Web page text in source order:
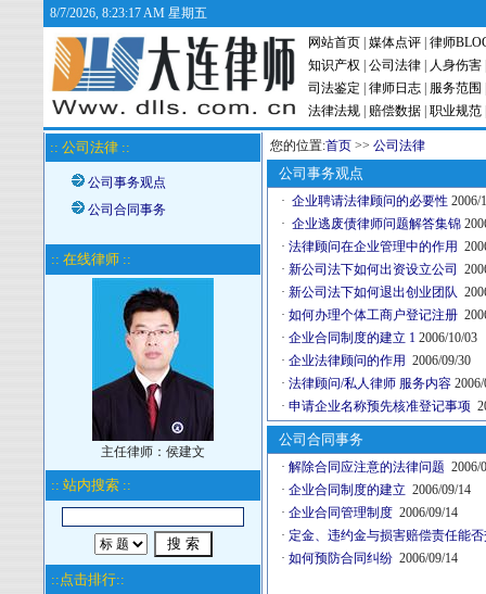
8/7/2026, 8:23:17 AM 星期五
网站首页 媒体点评 律师
知识产权
公司法律 人身伤害
司法鉴定
律师日志 服务范围
法律法规
赔偿数据 职业规范
:: 公司法律 ::
公司事务观点
公司合同事务
:: 在线律师 ::
主任律师：侯建文
:: 站内搜索 ::
::点击排行::
您的位置:首页 >> 公司法律
公司事务观点
· 企业聘请法律顾问的必要性 2006/
· 企业逃废债律师问题解答集锦
· 法律顾问在企业管理中的作用
· 新公司法下如何出资设立公司
· 新公司法下如何退出创业团队
· 如何办理个体工商户登记注册
· 企业合同制度的建立 1 2006/10/03
· 企业法律顾问的作用 2006/09/30
· 法律顾问/私人律师 服务内容
· 申请企业名称预先核准登记事项
公司合同事务
· 解除合同应注意的法律问题 2006/
· 企业合同制度的建立 2006/09/14
· 企业合同管理制度 2006/09/14
· 定金、违约金与损害赔偿责任能
· 如何预防合同纠纷 2006/09/14